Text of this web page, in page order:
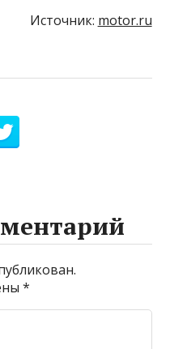
Источник: motor.ru
*